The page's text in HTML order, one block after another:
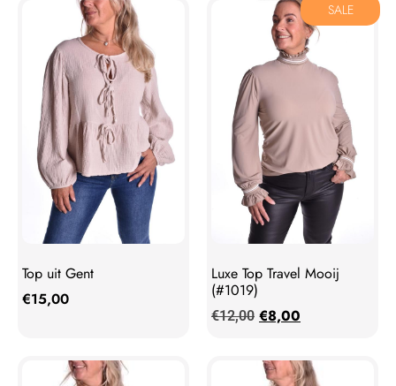
Top uit Gent
€15,00
SALE
Luxe Top Travel Mooij
(#1019)
€12,00 €8,00